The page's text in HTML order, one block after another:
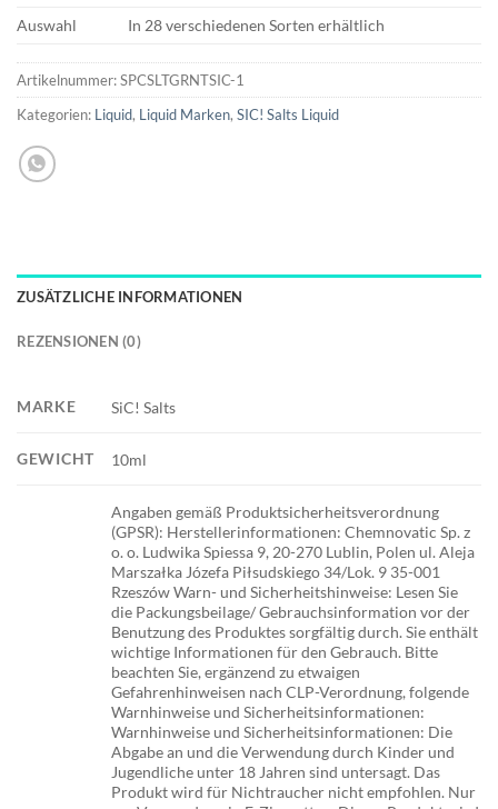
Auswahl
In 28 verschiedenen Sorten erhältlich
Artikelnummer:SPCSLTGRNTSIC-1
Kategorien: Liquid, Liquid Marken, SIC! Salts Liquid
ZUSÄTZLICHE INFORMATIONEN
REZENSIONEN (0)
MARKE SiC! Salts
GEWICHT 10ml
Angaben gemäß Produktsicherheitsverordnung
(GPSR): Herstellerinformationen: Chemnovatic Sp. z
o. o. Ludwika Spiessa 9, 20-270 Lublin, Polen ul. Aleja
Marszałka Józefa Piłsudskiego 34/Lok. 9 35-001
Rzeszów Warn- und Sicherheitshinweise: Lesen Sie
die Packungsbeilage/ Gebrauchsinformation vor der
Benutzung des Produktes sorgfältig durch. Sie enthält
wichtige Informationen für den Gebrauch. Bitte
beachten Sie, ergänzend zu etwaigen
Gefahrenhinweisen nach CLP-Verordnung, folgende
Warnhinweise und Sicherheitsinformationen:
Warnhinweise und Sicherheitsinformationen: Die
Abgabe an und die Verwendung durch Kinder und
Jugendliche unter 18 Jahren sind untersagt. Das
Produkt wird für Nichtraucher nicht empfohlen. Nur